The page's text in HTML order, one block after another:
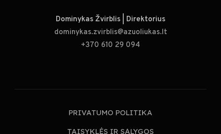
Dominykas Žvirblis | Direktorius
dominykas.zvirblis@azuoliukas.lt
+370 610 29 094
PRIVATUMO POLITIKA
TAISYKLĖS IR SĄLYGOS